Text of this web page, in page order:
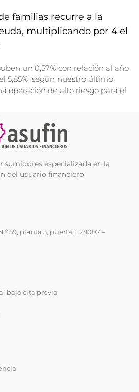
familias recurre a la
multiplicando por 4 el
un 0,57% con relación al año
5,85%, según nuestro último
operación de alto riesgo para el
especializada en la
del usuario financiero
59, planta 3, puerta 1, 28007 –
bajo cita previa